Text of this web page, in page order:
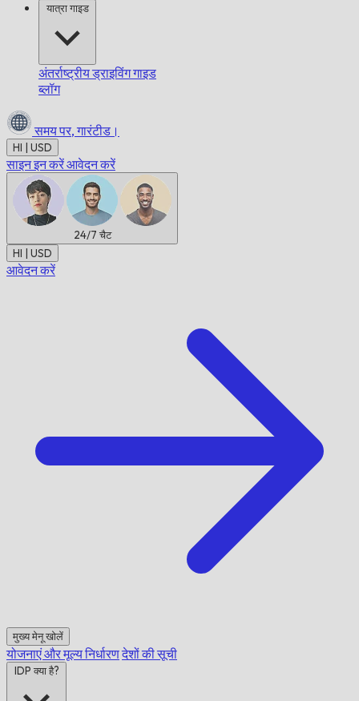
यात्रा गाइड
अंतर्राष्ट्रीय ड्राइविंग गाइड
ब्लॉग
समय पर, गारंटीड।
HI | USD
साइन इन करेंआवेदन करें
24/7 चैट
HI | USD
आवेदन करें
मुख्य मेनू खोलें
योजनाएं और मूल्य निर्धारणदेशों की सूची
IDP क्या है?